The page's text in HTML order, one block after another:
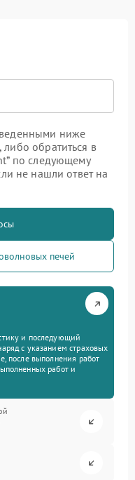
ниже
обратиться в
по следующему
не нашли ответ на
печей
и последующий
с указанием страховых
после выполнения работ
работ и